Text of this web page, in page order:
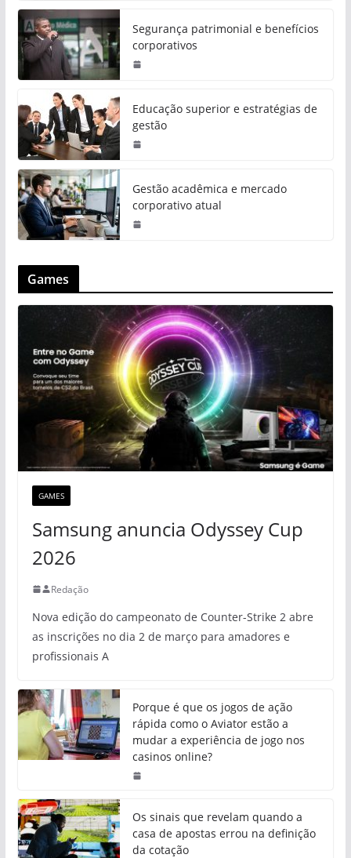
Segurança patrimonial e benefícios
corporativos
Educação superior e estratégias de
gestão
Gestão acadêmica e mercado
corporativo atual
Games
GAMES
Samsung anuncia Odyssey Cup
2026
Redação
Nova edição do campeonato de Counter-Strike 2 abre
as inscrições no dia 2 de março para amadores e
profissionais A
Porque é que os jogos de ação
rápida como o Aviator estão a
mudar a experiência de jogo nos
casinos online?
Os sinais que revelam quando a
casa de apostas errou na definição
da cotação